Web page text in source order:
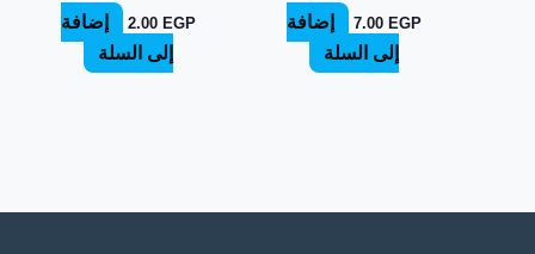
7.00 EGP
إضافة
إلى السلة
2.00 EGP
إضافة
إلى السلة